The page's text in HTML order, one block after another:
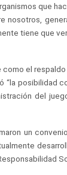
que
nosotros,
tiene que
el
“la posibilidad
del
un